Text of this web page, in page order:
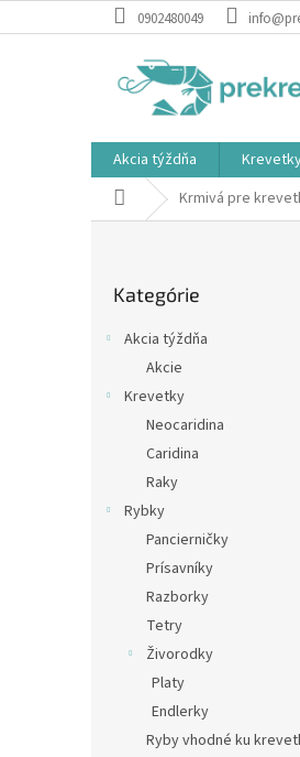
na
0902480049
Akcia týždňa
DomovKrmivá pre
kategórie
Kategórie
Akcia týždňa
Akcie
Krevetky
Neocaridina
Caridina
Raky
Rybky
Pancierničky
Prísavníky
Razborky
Tetry
Živorodky
Platy
Endlerky
Ryby vhodné ku